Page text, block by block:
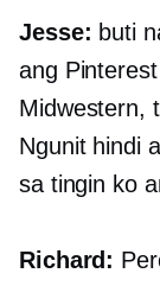
Jesse: buti
ang
Midwestern,
Ngunit hindi
sa tingin ko
Richard: